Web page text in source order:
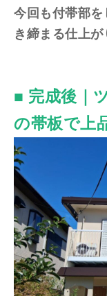
今回も付帯部を
き締まる仕上が
■ 完成後｜
の帯板で上